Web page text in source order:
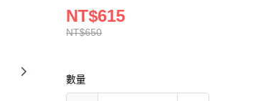
NT$650
NT$615
數量